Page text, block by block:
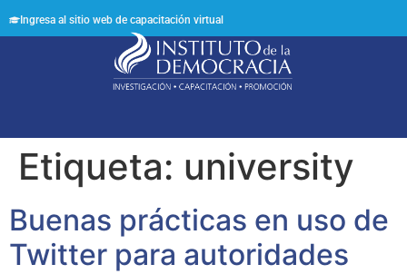
Ingresa al sitio web de capacitación virtual
Etiqueta: university
Buenas prácticas en uso de
Twitter para autoridades